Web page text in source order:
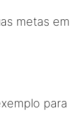
metas em
para